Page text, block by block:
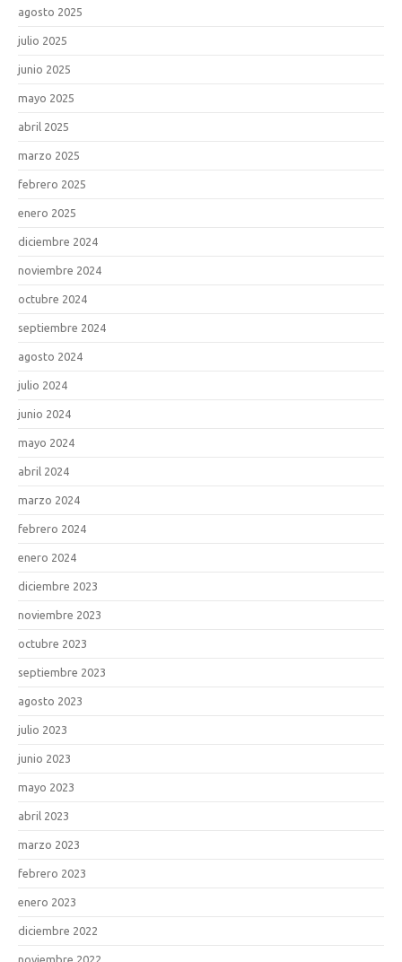
agosto 2025
julio 2025
junio 2025
mayo 2025
abril 2025
marzo 2025
febrero 2025
enero 2025
diciembre 2024
noviembre 2024
octubre 2024
septiembre 2024
agosto 2024
julio 2024
junio 2024
mayo 2024
abril 2024
marzo 2024
febrero 2024
enero 2024
diciembre 2023
noviembre 2023
octubre 2023
septiembre 2023
agosto 2023
julio 2023
junio 2023
mayo 2023
abril 2023
marzo 2023
febrero 2023
enero 2023
diciembre 2022
noviembre 2022